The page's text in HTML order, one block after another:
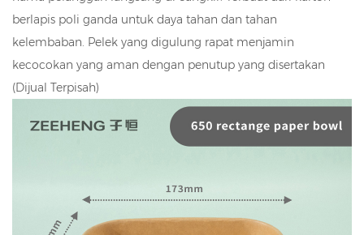
berlapis poli ganda untuk daya tahan dan tahan
kelembaban. Pelek yang digulung rapat menjamin
kecocokan yang aman dengan penutup yang disertakan
(Dijual Terpisah)